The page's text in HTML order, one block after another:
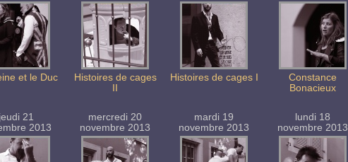
et le Duc
Histoires de cages
Histoires de cages I
Constance
Bonacieux
jeudi 21
2013
mercredi 20
novembre 2013
mardi 19
novembre 2013
lundi 18
novembre 2013